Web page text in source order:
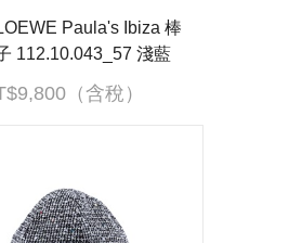
Paula's Ibiza 棒
112.10.043_57 淺藍
帽 無附屬品
（含稅）